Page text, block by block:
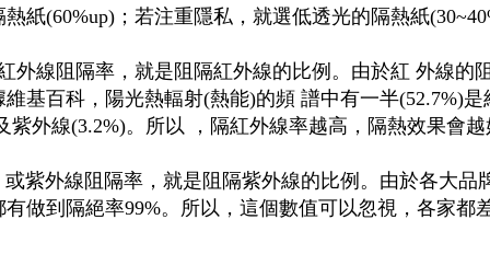
紙(60%up)；若注重隱私，就選低透光的隔熱紙
外線阻隔率，就是阻隔紅外線的比例。由於紅 外線的
基百科，陽光熱輻射(熱能)的頻 譜中有一半(52.7%)是
紫外線(3.2%)。所以 ，隔紅外線率越高，隔熱效果會越
紫外線阻隔率，就是阻隔紫外線的比例。由於各大品
做到隔絕率99%。所以，這個數值可以忽視，各家都